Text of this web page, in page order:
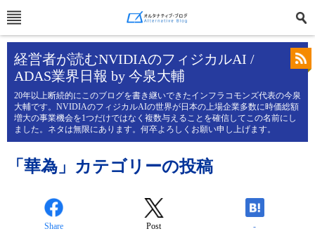
経営者が読むNVIDIAのフィジカルAI /
ADAS業界日報 by 今泉大輔
20年以上断続的にこのブログを書き継いできたインフラコモンズ代表の今泉
大輔です。NVIDIAのフィジカルAIの世界が日本の上場企業多数に時価総額
増大の事業機会を1つだけではなく複数与えることを確信してこの名前にし
ました。ネタは無限にあります。何卒よろしくお願い申し上げます。
「華為」カテゴリーの投稿
Share Post -